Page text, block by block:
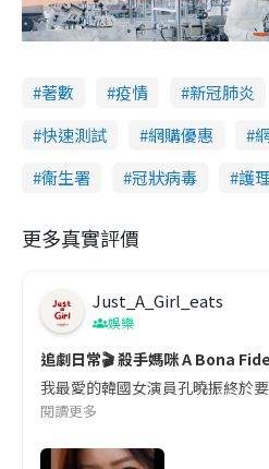
著數 疫情 新冠肺炎
快速測試
網購優惠
衞生署
冠狀病毒 護
更多真實評價
Just_A_Girl_eats
娛樂
追劇日常🎬 殺手媽咪 A Bona
我最愛的韓國女演員孔曉振終於
閱讀更多